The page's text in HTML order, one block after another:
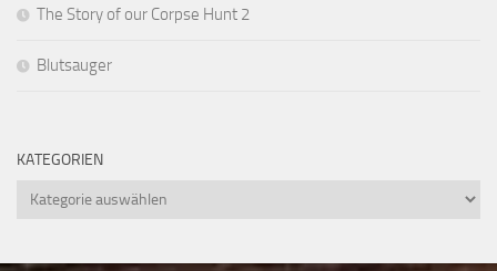
The Story of our Corpse Hunt 2
Blutsauger
KATEGORIEN
Kategorien